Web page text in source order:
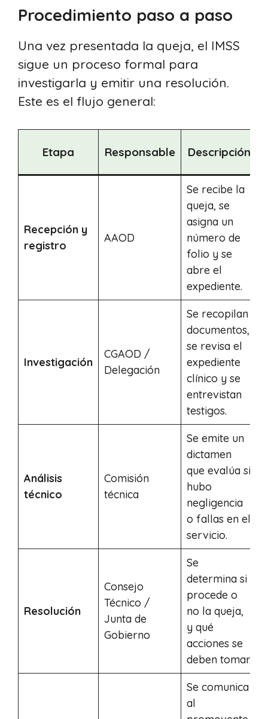
Procedimiento paso a paso
Una vez presentada la queja, el IMSS
sigue un proceso formal para
investigarla y emitir una resolución.
Este es el flujo general:
Etapa Responsable Descripción
Recepción y
registro
AAOD
Se recibe la
queja, se
asigna un
número de
folio y se
abre el
expediente.
Investigación
CGAOD /
Delegación
Se recopilan
documentos,
se revisa el
expediente
clínico y se
entrevistan
testigos.
Análisis
técnico
Comisión
técnica
Se emite un
dictamen
que evalúa si
hubo
negligencia
o fallas en el
servicio.
Resolución
Consejo
Técnico /
Junta de
Gobierno
Se
determina si
procede o
no la queja,
y qué
acciones se
deben tomar.
Se comunica
al